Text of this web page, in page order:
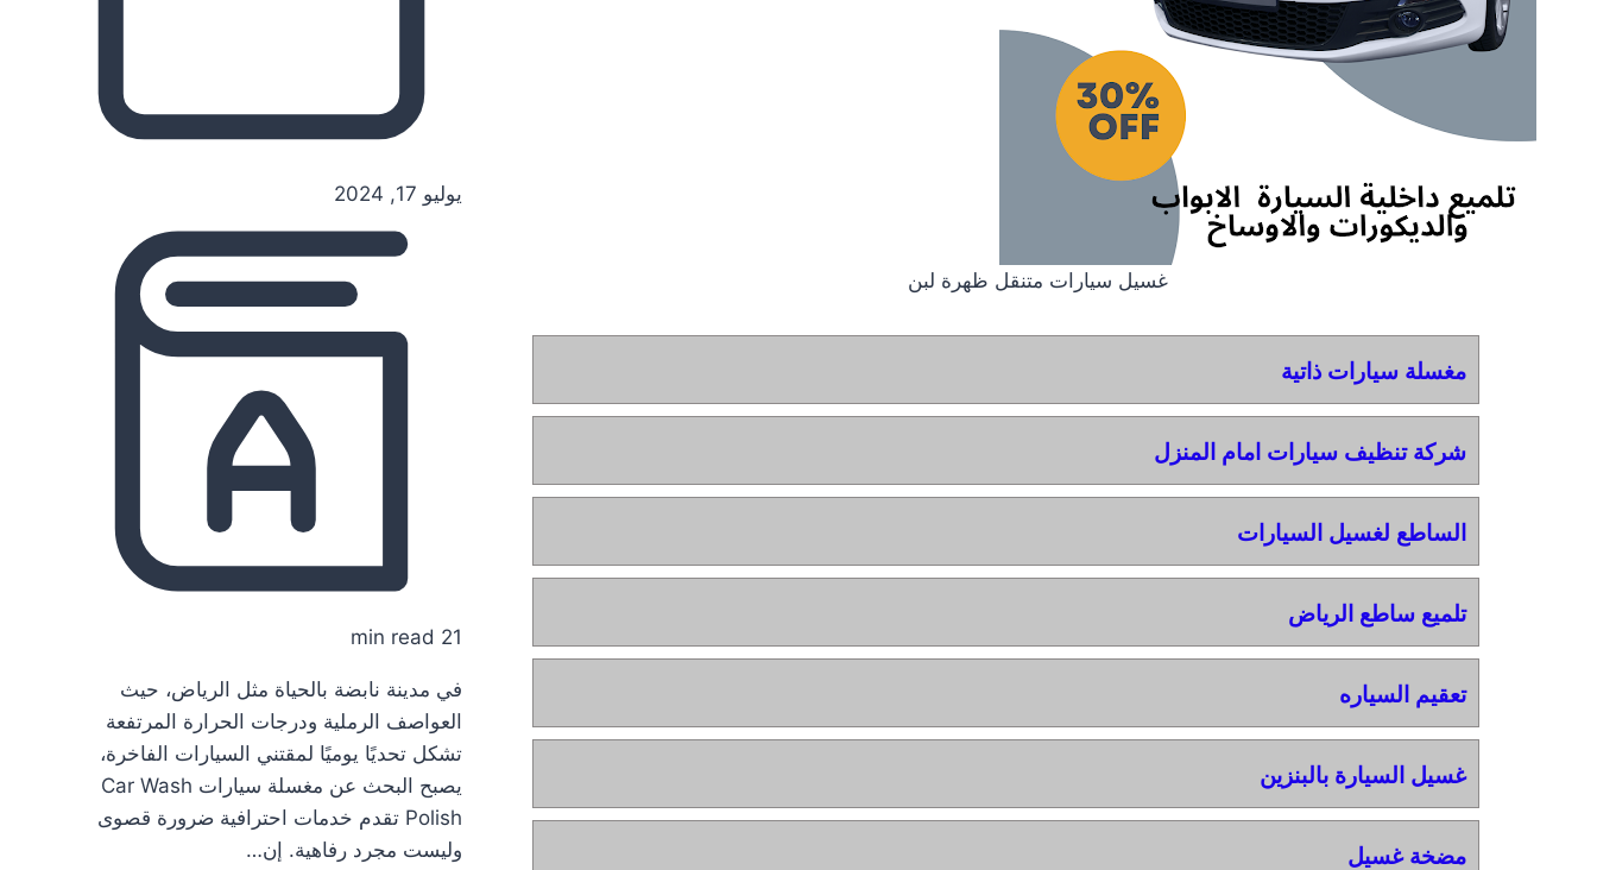
غسيل سيارات متنقل ظهرة لبن
مغسلة سيارات ذاتية
شركة تنظيف سيارات امام المنزل
الساطع لغسيل السيارات
تلميع ساطع الرياض
تعقيم السياره
غسيل السيارة بالبنزين
مضخة غسيل
يوليو 17, 2024
21 min read
في مدينة نابضة بالحياة مثل الرياض، حيث
العواصف الرملية ودرجات الحرارة المرتفعة
تشكل تحديًا يوميًا لمقتني السيارات الفاخرة،
يصبح البحث عن مغسلة سيارات Car Wash
Polish تقدم خدمات احترافية ضرورة قصوى
وليست مجرد رفاهية. إن…